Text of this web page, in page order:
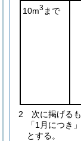
10m3 まで
2 次に掲げる
「1月につき
とする。